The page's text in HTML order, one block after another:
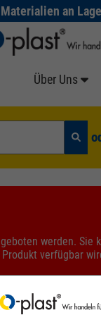
an
Über Uns
werden. Sie
verfügbar